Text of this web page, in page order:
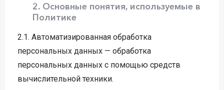
2. Основные понятия, используемые в
Политике
2.1. Автоматизированная обработка
персональных данных — обработка
персональных данных с помощью средств
вычислительной техники.